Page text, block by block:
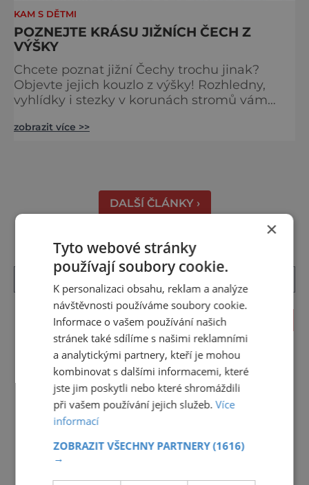
KAM S DĚTMI
POZNEJTE KRÁSU JIŽNÍCH ČECH Z
VÝŠKY
Chcete poznat jižní Čechy trochu jinak?
Objevte jejich kouzlo z výšky! Rozhledny,
vyhlídky i stezky v korunách stromů vám
města i Alpy v dálce. Ptačí pozorovatelna
zobrazit více >>
DALŠÍ ČLÁNKY ›
KALENDÁŘ AKCÍ
Srpen 2026
28 29 30 31 1
4 5 6 7 8
11
18 19 20 21 22
×
Tyto webové stránky
používají soubory cookie.
K personalizaci obsahu, reklam a analýze
návštěvnosti používáme soubory cookie.
Informace o vašem používání našich
stránek také sdílíme s našimi reklamními
a analytickými partnery, kteří je mohou
kombinovat s dalšími informacemi, které
jste jim poskytli nebo které shromáždili
při vašem používání jejich služeb.Více
informací
ZOBRAZIT VŠECHNY PARTNERY(1616)
→